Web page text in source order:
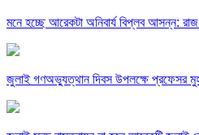
মনে হচ্ছে আরেকটা অনিবার্য বিপ্লব আসন্ন:
জুলাই গণঅভ্যুত্থান দিবস উপলক্ষে প্রফেসর